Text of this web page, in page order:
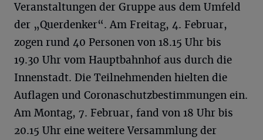
Veranstaltungen der Gruppe aus dem Umfeld
der „Querdenker“. Am Freitag, 4. Februar,
zogen rund 40 Personen von 18.15 Uhr bis
19.30 Uhr vom Hauptbahnhof aus durch die
Innenstadt. Die Teilnehmenden hielten die
Auflagen und Coronaschutzbestimmungen ein.
Am Montag, 7. Februar, fand von 18 Uhr bis
20.15 Uhr eine weitere Versammlung der